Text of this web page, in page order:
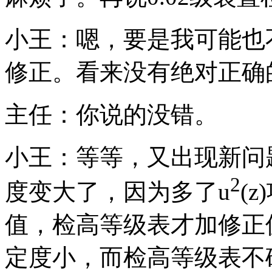
小王：嗯，要是我可能
修正。看来没有绝对正
主任：你说的没错。
小王：等等，又出现新
度变大了，因为多了u2
值，检高等级表才加修
定度小，而检高等级表